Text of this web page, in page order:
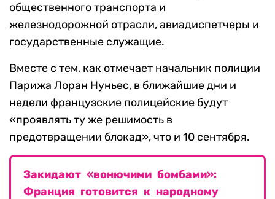
общественного транспорта и
железнодорожной отрасли, авиадиспетчеры и
государственные служащие.
Вместе с тем, как отмечает начальник полиции
Парижа Лоран Нуньес, в ближайшие дни и
недели французские полицейские будут
«проявлять ту же решимость в
предотвращении блокад», что и 10 сентября.
Закидают «вонючими бомбами»:
Франция готовится к народному